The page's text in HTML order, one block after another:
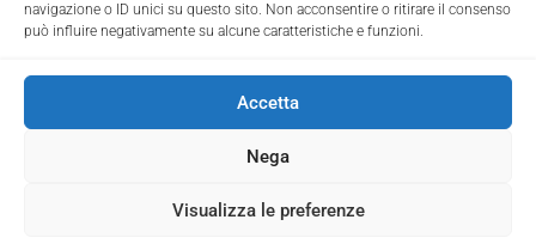
navigazione o ID unici su questo sito. Non acconsentire o ritirare il consenso
può influire negativamente su alcune caratteristiche e funzioni.
Accetta
Nega
Visualizza le preferenze